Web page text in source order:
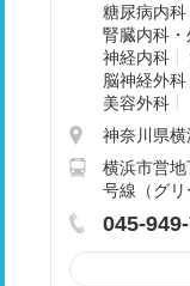
糖尿病内科
腎臓内科・
神経内科
脳神経外科
美容外科
神奈川県横
横浜市営
号線（グ
045-